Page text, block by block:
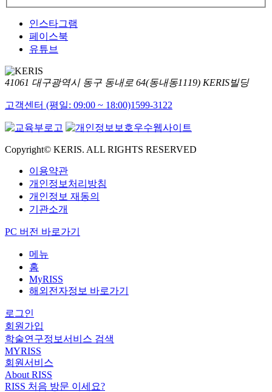
인스타그램
페이스북
유튜브
41061 대구광역시 동구 동내로 64(동내동1119) KERIS빌딩
고객센터 (평일: 09:00 ~ 18:00)1599-3122
Copyright© KERIS. ALL RIGHTS RESERVED
이용약관
개인정보처리방침
개인정보 재동의
기관소개
PC 버전 바로가기
메뉴
홈
MyRISS
해외전자정보 바로가기
로그인
회원가입
학술연구정보서비스 검색
MYRISS
회원서비스
About RISS
RISS 처음 방문 이세요?